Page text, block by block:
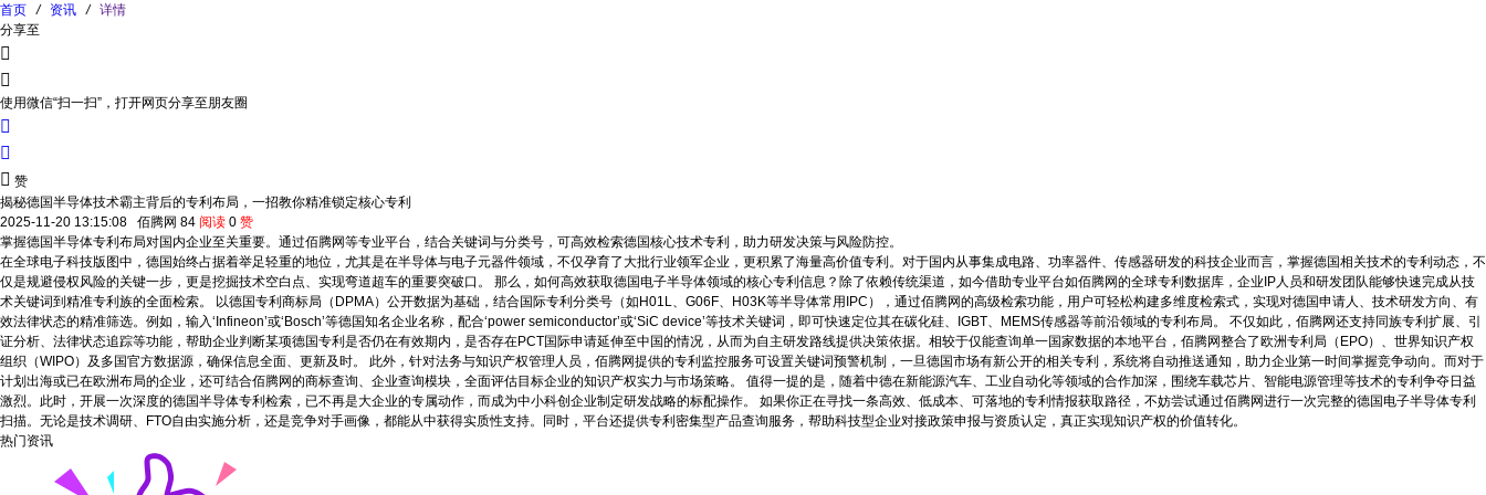
首页 / 资讯 /
详情
分享至


使用微信“扫一扫”，打开网页分享至朋友圈


 赞
揭秘德国半导体技术霸主背后的专利布局，一招教你精准锁定核心专利
2025-11-20 13:15:08
佰腾网 84 阅读 0 赞
掌握德国半导体专利布局对国内企业至关重要。通过佰腾网等专业平台，结合关键词与分类号，可高效检索德国核心技术专利，助力研发决策与风险防控。
在全球电子科技版图中，德国始终占据着举足轻重的地位，尤其是在半导体与电子元器件领域，不仅孕育了大批行业领军企业，更积累了海量高价值专利。对于国内从事集成电路、功率器件、传感器研发的科技企业而言，掌握德国相关技术的专利动态，不
仅是规避侵权风险的关键一步，更是挖掘技术空白点、实现弯道超车的重要突破口。 那么，如何高效获取德国电子半导体领域的核心专利信息？除了依赖传统渠道，如今借助专业平台如佰腾网的全球专利数据库，企业IP人员和研发团队能够快速完成从技
术关键词到精准专利族的全面检索。 以德国专利商标局（DPMA）公开数据为基础，结合国际专利分类号（如H01L、G06F、H03K等半导体常用IPC），通过佰腾网的高级检索功能，用户可轻松构建多维度检索式，实现对德国申请人、技术研发方向、有
效法律状态的精准筛选。例如，输入‘Infineon’或‘Bosch’等德国知名企业名称，配合‘power semiconductor’或‘SiC device’等技术关键词，即可快速定位其在碳化硅、IGBT、MEMS传感器等前沿领域的专利布局。 不仅如此，佰腾网还支持同族专利扩展、引
证分析、法律状态追踪等功能，帮助企业判断某项德国专利是否仍在有效期内，是否存在PCT国际申请延伸至中国的情况，从而为自主研发路线提供决策依据。相较于仅能查询单一国家数据的本地平台，佰腾网整合了欧洲专利局（EPO）、世界知识产权
组织（WIPO）及多国官方数据源，确保信息全面、更新及时。 此外，针对法务与知识产权管理人员，佰腾网提供的专利监控服务可设置关键词预警机制，一旦德国市场有新公开的相关专利，系统将自动推送通知，助力企业第一时间掌握竞争动向。而对于
计划出海或已在欧洲布局的企业，还可结合佰腾网的商标查询、企业查询模块，全面评估目标企业的知识产权实力与市场策略。 值得一提的是，随着中德在新能源汽车、工业自动化等领域的合作加深，围绕车载芯片、智能电源管理等技术的专利争夺日益
激烈。此时，开展一次深度的德国半导体专利检索，已不再是大企业的专属动作，而成为中小科创企业制定研发战略的标配操作。 如果你正在寻找一条高效、低成本、可落地的专利情报获取路径，不妨尝试通过佰腾网进行一次完整的德国电子半导体专利
扫描。无论是技术调研、FTO自由实施分析，还是竞争对手画像，都能从中获得实质性支持。同时，平台还提供专利密集型产品查询服务，帮助科技型企业对接政策申报与资质认定，真正实现知识产权的价值转化。
热门资讯